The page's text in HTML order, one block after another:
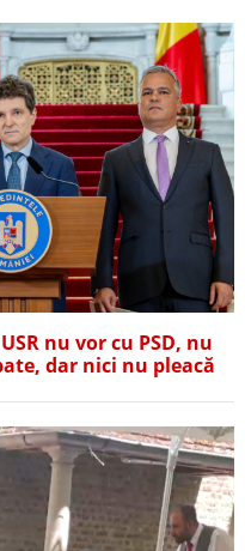
nu vor cu PSD, nu
dar nici nu pleacă